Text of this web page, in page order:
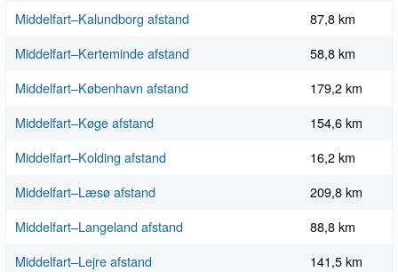
Middelfart–Kalundborg afstand
87,8 km
Middelfart–Kerteminde afstand
58,8 km
Middelfart–København afstand
179,2 km
Middelfart–Køge afstand
154,6 km
Middelfart–Kolding afstand
16,2 km
Middelfart–Læsø afstand
209,8 km
Middelfart–Langeland afstand
88,8 km
Middelfart–Lejre afstand
141,5 km